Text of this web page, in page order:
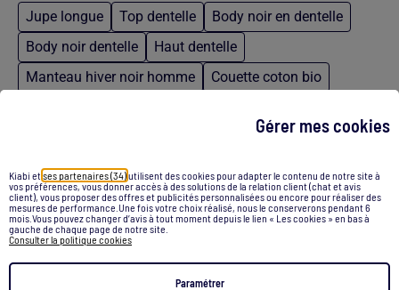
Gérer mes cookies
Kiabi et ses partenaires (34)utilisent des cookies pour adapter le contenu de notre site à
vos préférences, vous donner accès à des solutions de la relation client (chat et avis
client), vous proposer des offres et publicités personnalisées ou encore pour réaliser des
mesures de performance.Une fois votre choix réalisé, nous le conserverons pendant 6
mois.Vous pouvez changer d’avis à tout moment depuis le lien « Les cookies » en bas à
gauche de chaque page de notre site.
Consulter la politique cookies
Paramétrer
Jupe longue Top dentelle
Body noir en dentelle
Body noir dentelle
Haut dentelle
Manteau hiver noir homme
Couette coton bio
Retour au contenu principal
Les clients parlent de nos